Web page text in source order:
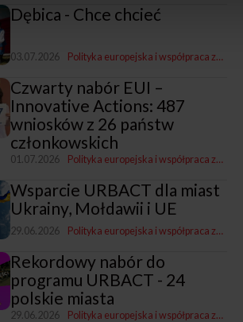
Dębica - Chce chcieć
03.07.2026 Polityka europejska i współpraca zagraniczna
Czwarty nabór EUI –
Innovative Actions: 487
wniosków z 26 państw
członkowskich
01.07.2026 Polityka europejska i współpraca zagraniczna
Wsparcie URBACT dla miast
Ukrainy, Mołdawii i UE
29.06.2026 Polityka europejska i współpraca zagraniczna
Rekordowy nabór do
programu URBACT - 24
polskie miasta
29.06.2026 Polityka europejska i współpraca zagraniczna